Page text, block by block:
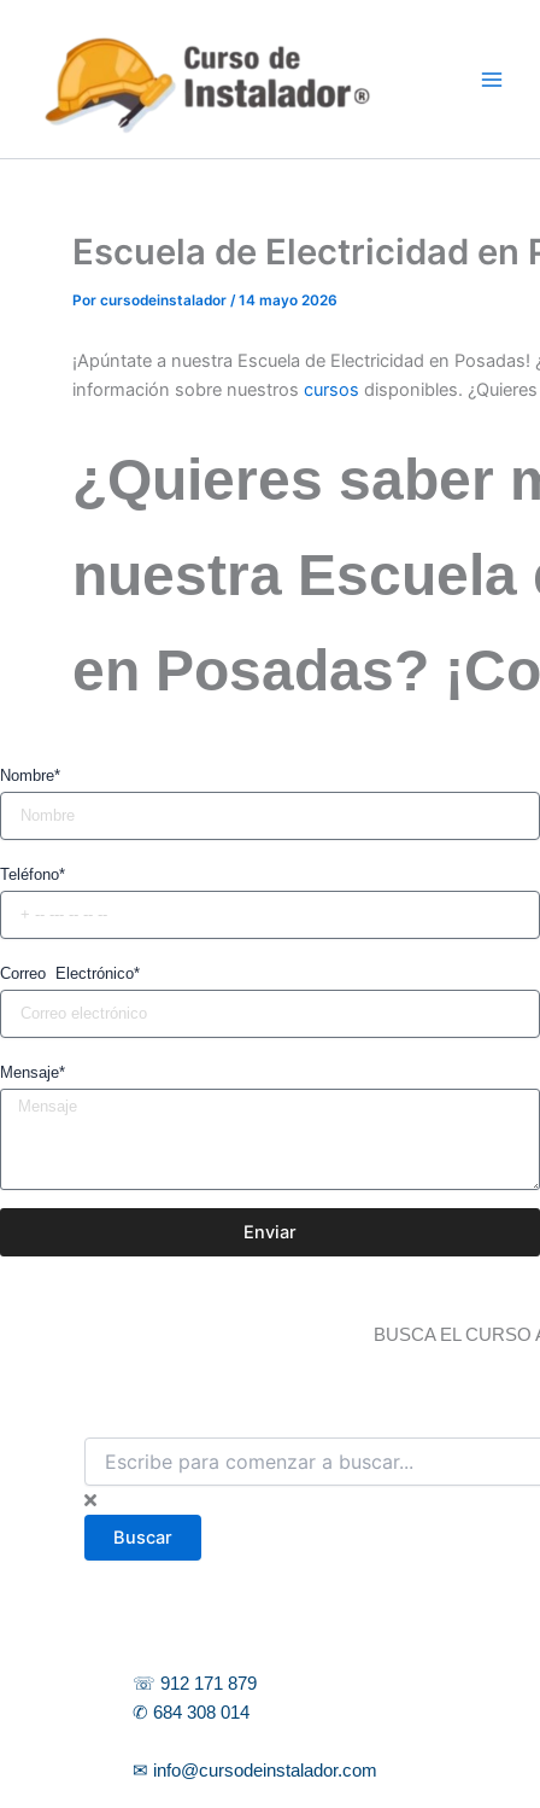
contenido
Escuela de Electricidad en
Por cursodeinstalador /14 mayo 2026
¡Apúntate a nuestra Escuela de Electricidad en Posadas!
información sobre nuestros cursos disponibles.
¿Quieres saber
nuestra
en Posadas?
Nombre*
Teléfono*
Correo Electrónico*
Mensaje*
Enviar
BUSCA EL CURSO
B
s
c
Buscar
☏ 912 171 879
✆ 684 308 014
✉ info@cursodeinstalador.com